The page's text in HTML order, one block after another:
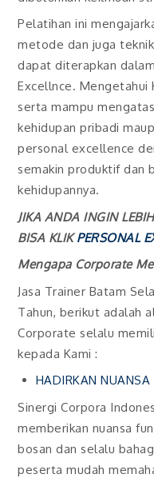
Pelatihan ini
metode dan juga
dapat diterapkan
Excellnce. Mengetahui
serta mampu
kehidupan pribadi
personal excellence
semakin produktif dan
kehidupannya.
JIKA ANDA INGIN
BISA KLIKPERSONAL
Mengapa Corporate
Jasa Trainer Batam
Tahun, berikut adalah
Corporate selalu
kepada Kami :
HADIRKAN
Sinergi Corpora
memberikan nuansa
bosan dan selalu
peserta mudah